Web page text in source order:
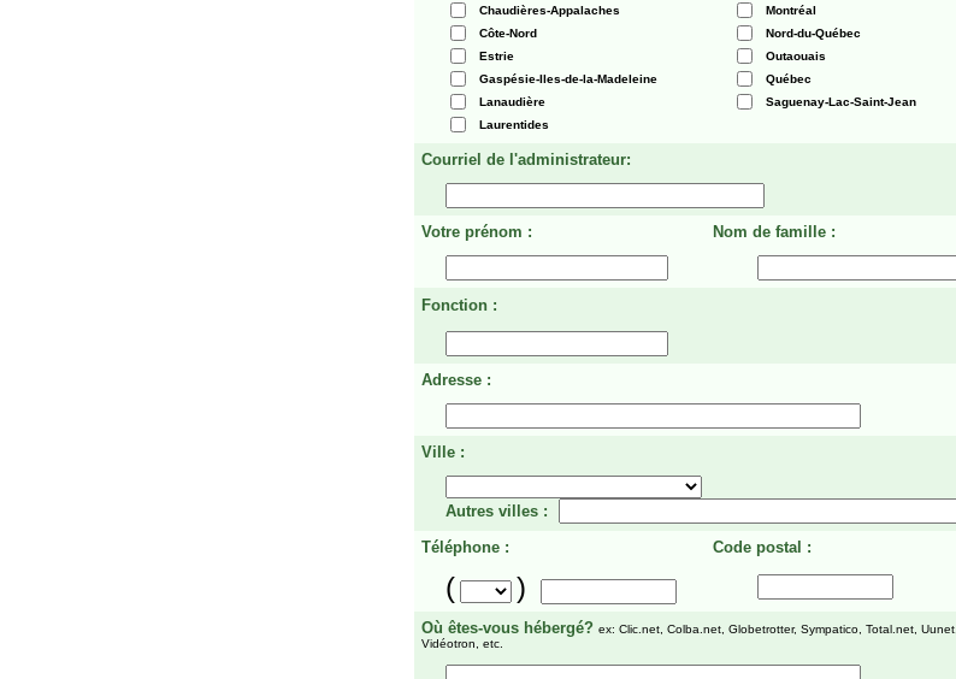
Chaudières-Appalaches
Montréal
Côte-Nord
Nord-du-Québec
Estrie
Outaouais
Gaspésie-Iles-de-la-Madeleine
Québec
Lanaudière
Saguenay-Lac-Saint-Jean
Laurentides
Courriel de l'administrateur:
Votre prénom : Nom de famille :
Fonction :
Adresse :
Ville :
Autres villes :
Téléphone :
Code postal :
( )
Où êtes-vous hébergé? ex: Clic.net, Colba.net, Globetrotter, Sympatico, Total.net, Uunet,
Vidéotron, etc.